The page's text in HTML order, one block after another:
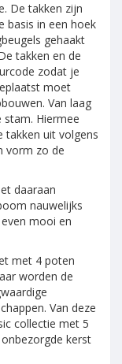
De takken zijn
basis in een hoek
gehaakt
takken en de
zodat je
moet
Van laag
Hiermee
takken uit volgens
vorm zo de
daaraan
nauwelijks
mooi en
met 4 poten
worden de
Van deze
collectie met 5
kerst